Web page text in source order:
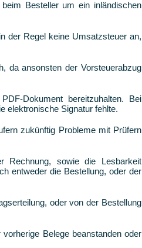
Besteller um ein inländischen
der Regel keine Umsatzsteuer an,
da ansonsten der Vorsteuerabzug
Dokument bereitzuhalten. Bei
elektronische Signatur fehlte.
zukünftig Probleme mit Prüfern
Rechnung, sowie die Lesbarkeit
entweder die Bestellung, oder der
oder von der Bestellung
Belege beanstanden oder